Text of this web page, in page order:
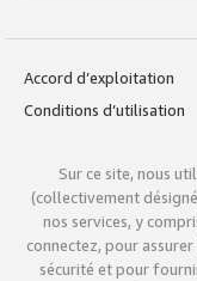
Accord d’exploitation
Conditions d’utilisation
Sur ce site, nous
(collectivement
nos services, y
connectez, pour
sécurité et pour